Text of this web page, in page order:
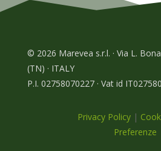
© 2026 Marevea s.r.l. · Via L.
(TN) · ITALY
P.I. 02758070227 · Vat id
Privacy Policy |
Preferenze